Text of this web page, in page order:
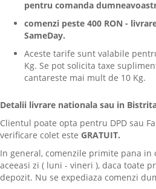
pentru comanda
comenzi peste 400 RON -
SameDay.
Aceste tarife sunt valabile
Kg. Se pot solicita taxe
cantareste mai mult de 10 Kg.
Detalii livrare nationala sau in
Clientul poate opta pentru DPD sau
verificare colet este GRATUIT.
In general, comenzile primite pana in
aceeasi zi ( luni - vineri ), daca toate
depozit. Nu se expediaza comenzi